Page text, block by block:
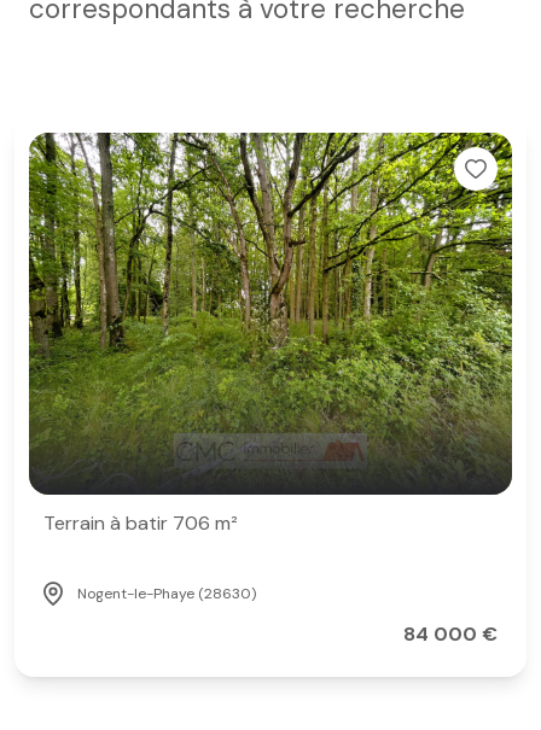
correspondants à votre recherche
Terrain à batir 706 m²
Nogent-le-Phaye (28630)
84 000 €